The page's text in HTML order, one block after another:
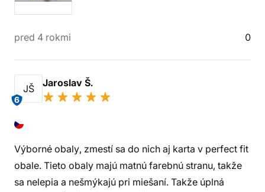
pred 4 rokmi 0
JŠ
6
Jaroslav Š.
Výborné obaly, zmestí sa do nich aj karta v perfect fit
obale. Tieto obaly majú matnú farebnú stranu, takže
sa nelepia a nešmýkajú pri miešaní. Takže úplná